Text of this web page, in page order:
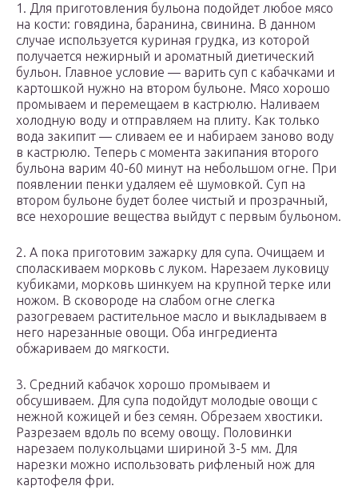
1. Для приготовления бульона подойдет любое мясо
на кости: говядина, баранина, свинина. В данном
случае используется куриная грудка, из которой
получается нежирный и ароматный диетический
бульон. Главное условие — варить суп с кабачками и
картошкой нужно на втором бульоне. Мясо хорошо
промываем и перемещаем в кастрюлю. Наливаем
холодную воду и отправляем на плиту. Как только
вода закипит — сливаем ее и набираем заново воду
в кастрюлю. Теперь с момента закипания второго
бульона варим 40-60 минут на небольшом огне. При
появлении пенки удаляем её шумовкой. Суп на
втором бульоне будет более чистый и прозрачный,
все нехорошие вещества выйдут с первым бульоном.
2. А пока приготовим зажарку для супа. Очищаем и
споласкиваем морковь с луком. Нарезаем луковицу
кубиками, морковь шинкуем на крупной терке или
ножом. В сковороде на слабом огне слегка
разогреваем растительное масло и выкладываем в
него нарезанные овощи. Оба ингредиента
обжариваем до мягкости.
3. Средний кабачок хорошо промываем и
обсушиваем. Для супа подойдут молодые овощи с
нежной кожицей и без семян. Обрезаем хвостики.
Разрезаем вдоль по всему овощу. Половинки
нарезаем полукольцами шириной 3-5 мм. Для
нарезки можно использовать рифленый нож для
картофеля фри.